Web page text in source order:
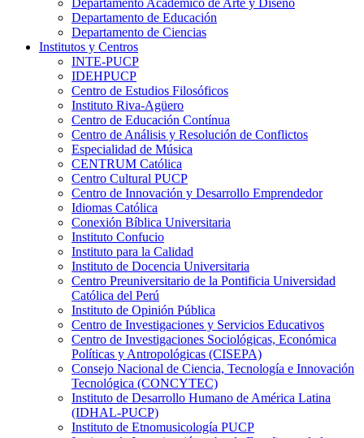
Departamento Académico de Arte y Diseño
Departamento de Educación
Departamento de Ciencias
Institutos y Centros
INTE-PUCP
IDEHPUCP
Centro de Estudios Filosóficos
Instituto Riva-Agüero
Centro de Educación Contínua
Centro de Análisis y Resolución de Conflictos
Especialidad de Música
CENTRUM Católica
Centro Cultural PUCP
Centro de Innovación y Desarrollo Emprendedor
Idiomas Católica
Conexión Bíblica Universitaria
Instituto Confucio
Instituto para la Calidad
Instituto de Docencia Universitaria
Centro Preuniversitario de la Pontificia Universidad
Católica del Perú
Instituto de Opinión Pública
Centro de Investigaciones y Servicios Educativos
Centro de Investigaciones Sociológicas, Económica
Políticas y Antropológicas (CISEPA)
Consejo Nacional de Ciencia, Tecnología e Innovación
Tecnológica (CONCYTEC)
Instituto de Desarrollo Humano de América Latina
(IDHAL-PUCP)
Instituto de Etnomusicología PUCP